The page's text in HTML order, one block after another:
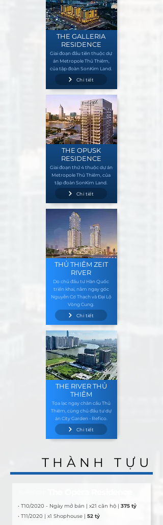
THE GALLERIA
RESIDENCE
Giai đoạn đầu tiên thuộc dự
án Metropole Thủ Thiêm,
của tập đoàn SonKim Land.
Chi tiết
THE OPUSK
RESIDENCE
Giai đoạn thứ 4 thuộc dự án
Metropole Thủ Thiêm, của
tập đoàn SonKim Land.
Chi tiết
THỦ THIÊM ZEIT
RIVER
Do chủ đầu tư Hàn Quốc
triển khai, nằm ngay góc
Nguyễn Cơ Thạch và Đại Lộ
Vòng Cung.
Chi tiết
THE RIVER THỦ
THIÊM
Tọa lạc ngay chân cầu Thủ
Thiêm, cùng chủ đầu tư dự
án City Garden - Refico.
Chi tiết
THÀNH TỰU
THÀNH TỰU
• T10/2020 - Ngày mở bán | x21 căn hộ | 375 tỷ
• T11/2020 | x1 Shophouse | 52 tỷ